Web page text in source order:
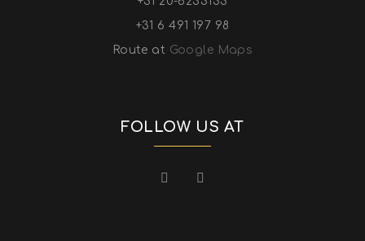
+31 6 491 197 98
Route at Google Maps
FOLLOW US AT